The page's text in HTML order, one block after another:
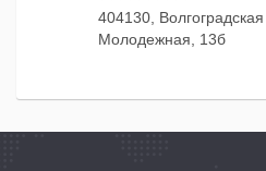
404130,
Молодежная, 13б